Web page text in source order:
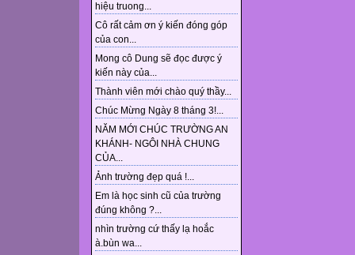
hiệu truong...
Cô rất cảm ơn ý kiến đóng góp
của con...
Mong cô Dung sẽ đọc được ý
kiến này của...
Thành viên mới chào quý thầy...
Chúc Mừng Ngày 8 tháng 3!...
NĂM MỚI CHÚC TRƯỜNG AN
KHÁNH- NGÔI NHÀ CHUNG
CỦA...
Ảnh trường đẹp quá !...
Em là học sinh cũ của trường
đúng không ?...
nhìn trường cứ thấy lạ hoắc
à.bùn wa...